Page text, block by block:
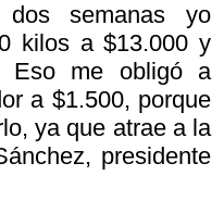
dos semanas yo
kilos a $13.000 y
Eso me obligó a
a $1.500, porque
ya que atrae a la
presidente